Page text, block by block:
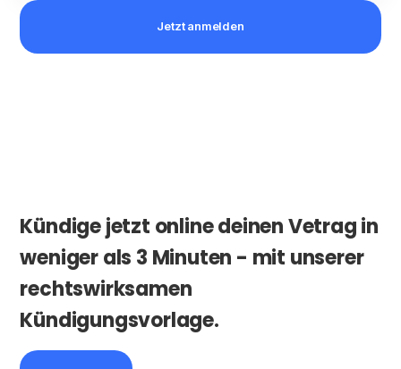
Jetzt anmelden
Kündige jetzt online deinen Vetrag in
weniger als 3 Minuten - mit unserer
rechtswirksamen
Kündigungsvorlage.